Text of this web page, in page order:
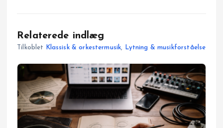
Relaterede indlæg
Tilkoblet Klassisk & orkestermusik, Lytning & musikforståelse